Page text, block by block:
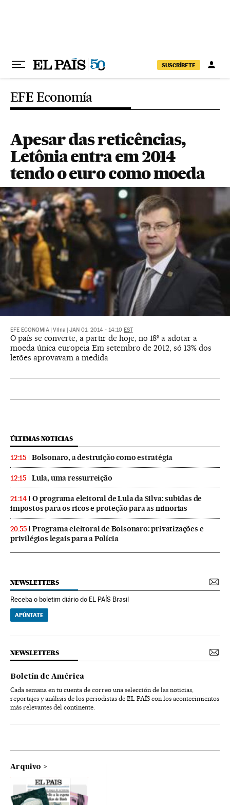
SUSCRÍBETE
EFE Economía
Apesar das reticências,
Letônia entra em 2014
tendo o euro como moeda
EFE ECONOMIA Vilna JAN 01, 2014 - 14:10 EST
O país se converte, a partir de hoje, no 18º a adotar a
moeda única europeia Em setembro de 2012, só 13% dos
letões aprovavam a medida
ÚLTIMAS NOTICIAS
12:15 Bolsonaro, a destruição como estratégia
12:15 Lula, uma ressurreição
21:14
O programa eleitoral de Lula da Silva: subidas de
impostos para os ricos e proteção para as minorias
20:55
Programa eleitoral de Bolsonaro: privatizações e
privilégios legais para a Polícia
NEWSLETTERS
Receba o boletim diário do EL PAÍS Brasil
APÚNTATE
NEWSLETTERS
Boletín de América
Cada semana en tu cuenta de correo una selección de las noticias,
reportajes y análisis de los periodistas de EL PAÍS con los acontecimientos
más relevantes del continente.
Arquivo